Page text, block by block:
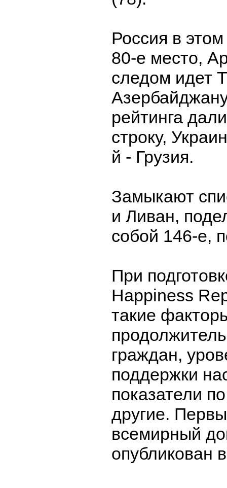
Россия в
80-е место,
следом идет
рейтинга
строку,
й - Грузия.
Замыкают
и Ливан,
собой 146-е,
При
Happiness
такие
граждан,
поддержки
показатели
другие.
всемирный
опубликован